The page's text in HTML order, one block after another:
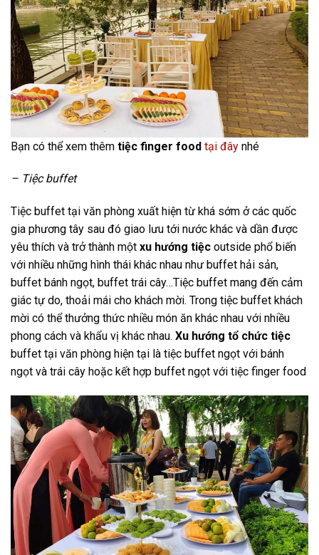
Bạn có thể xem thêm tiệc finger food tại đây nhé
– Tiệc buffet
Tiệc buffet tại văn phòng xuất hiện từ khá sớm ở các quốc
gia phương tây sau đó giao lưu tới nước khác và dần được
yêu thích và trở thành một xu hướng tiệc outside phổ biến
với nhiều những hình thái khác nhau như buffet hải sản,
buffet bánh ngọt, buffet trái cây…Tiệc buffet mang đến cảm
giác tự do, thoải mái cho khách mời. Trong tiệc buffet khách
mời có thể thưởng thức nhiều món ăn khác nhau với nhiều
phong cách và khẩu vị khác nhau. Xu hướng tổ chức tiệc
buffet tại văn phòng hiện tại là tiệc buffet ngọt với bánh
ngọt và trái cây hoặc kết hợp buffet ngọt với tiệc finger food